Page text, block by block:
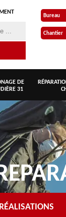
Bureau
Chantier
DE
31